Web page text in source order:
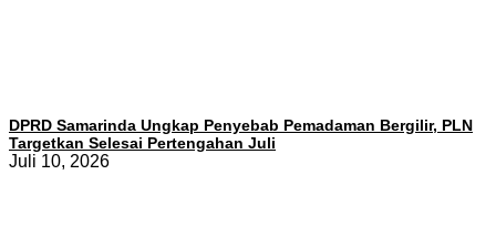
DPRD Samarinda Ungkap Penyebab Pemadaman Bergilir, PLN
Targetkan Selesai Pertengahan Juli
Juli 10, 2026